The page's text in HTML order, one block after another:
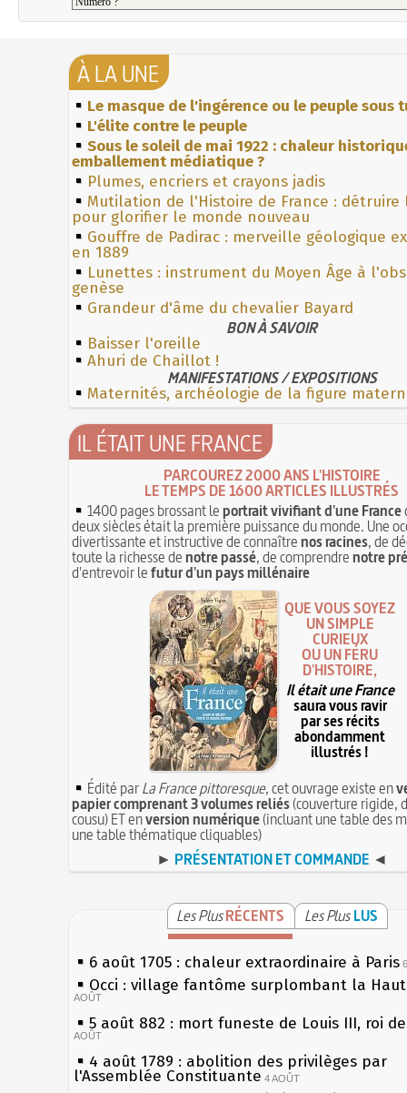
À LA UNE
Le masque de l'ingérence ou le peuple sous
L'élite contre le peuple
Sous le soleil de mai 1922 : chaleur
emballement médiatique ?
Plumes, encriers et crayons jadis
Mutilation de l'Histoire de France : détruire
pour glorifier le monde nouveau
Gouffre de Padirac : merveille géologique
en 1889
Lunettes : instrument du Moyen Âge à
genèse
Grandeur d'âme du chevalier Bayard
BON À SAVOIR
Baisser l'oreille
Ahuri de Chaillot !
MANIFESTATIONS / EXPOSITIONS
Maternités, archéologie de la figure
IL ÉTAIT UNE FRANCE
PARCOUREZ 2000 ANS L'HISTOIRE
LE TEMPS DE 1600 ARTICLES ILLUSTRÉS
1400 pages brossant leportrait vivifiant d'une France
deux siècles était la première puissance du monde. Une
divertissante et instructive de connaîtrenos racines, de
toute la richesse denotre passé, de comprendrenotre
d'entrevoir lefutur d'un pays millénaire
QUE VOUS SOYEZ
UN SIMPLE
CURIEUX
OU UN FÉRU
D'HISTOIRE,
Il était une France
saura vous ravir
par ses récits
abondamment
illustrés !
Édité parLa France pittoresque, cet ouvrage existe en
papier comprenant 3 volumes reliés(couverture rigide,
cousu) ET enversion numérique(incluant une table des
une table thématique cliquables)
► PRÉSENTATION ET COMMANDE ◄
Les PlusRÉCENTS Les Plus LUS
6 août 1705 : chaleur extraordinaire à Paris
Occi : village fantôme surplombant la
AOÛT
5 août 882 : mort funeste de Louis III, roi
AOÛT
4 août 1789 : abolition des privilèges par
l'Assemblée Constituante 4 AOÛT